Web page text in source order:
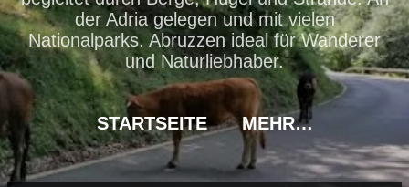
der Adria gelegen und mit vielen
Nationalparks. Abruzzen ideal für Wanderer
und Naturliebhaber.
STARTSEITE MEHR…